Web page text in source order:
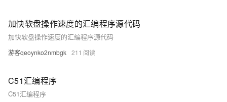
加快软盘操作速度的汇编程序源代码
加快软盘操作速度的汇编程序源代码
游客qeoynko2nmbgk 211
C51汇编程序
C51汇编程序